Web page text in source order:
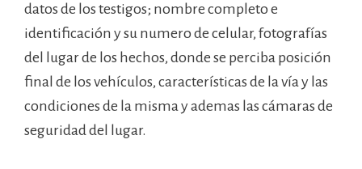
datos de los testigos; nombre completo e
identificación y su numero de celular, fotografías
del lugar de los hechos, donde se perciba posición
final de los vehículos, características de la vía y las
condiciones de la misma y ademas las cámaras de
seguridad del lugar.